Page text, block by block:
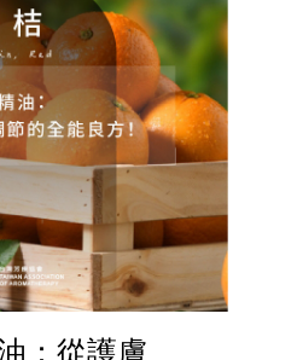
：從護膚